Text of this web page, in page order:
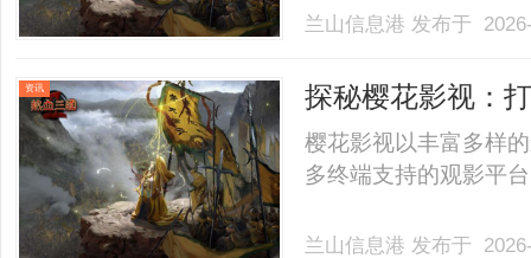
兰山信息港 发布于
资讯 探秘樱花影视：
樱花影视以丰富多样
多终端支持的观影平
兰山信息港 发布于